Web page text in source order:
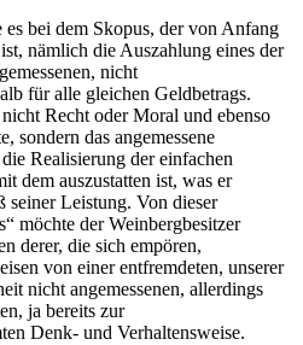
bei dem Skopus, der von Anfang
nämlich die Auszahlung eines der
nicht
für alle gleichen Geldbetrags.
Recht oder Moral und ebenso
sondern das angemessene
Realisierung der einfachen
dem auszustatten ist, was er
seiner Leistung. Von dieser
möchte der Weinbergbesitzer
derer, die sich empören,
von einer entfremdeten, unserer
nicht angemessenen, allerdings
ja bereits zur
Denk- und Verhaltensweise.